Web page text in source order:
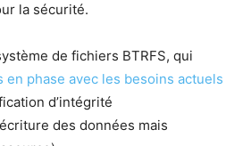
la sécurité.
de fichiers BTRFS, qui
en phase avec les besoins actuels
d’intégrité
des données mais